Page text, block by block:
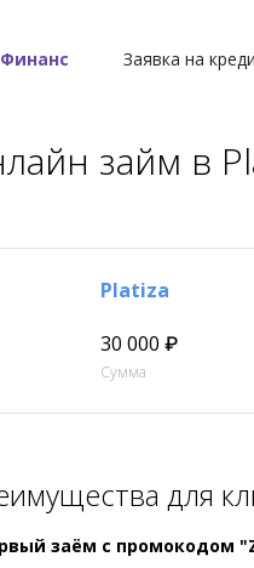
Заявка на
займ в
Platiza
30 000 ₽
Сумма
для
заём с промокодом